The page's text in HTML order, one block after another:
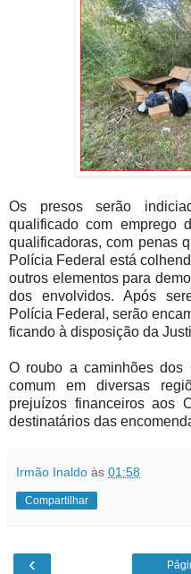
Os presos serão
qualificado com emprego
qualificadoras, com penas
Polícia Federal está
outros elementos para
dos envolvidos. Após
Polícia Federal, serão
ficando à disposição da
O roubo a caminhões dos
comum em diversas
prejuízos financeiros aos
destinatários das
Irmão Inaldo às 01:58
Compartilhar
‹